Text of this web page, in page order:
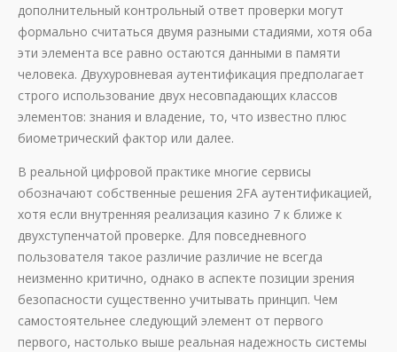
дополнительный контрольный ответ проверки могут
формально считаться двумя разными стадиями, хотя оба
эти элемента все равно остаются данными в памяти
человека. Двухуровневая аутентификация предполагает
строго использование двух несовпадающих классов
элементов: знания и владение, то, что известно плюс
биометрический фактор или далее.
В реальной цифровой практике многие сервисы
обозначают собственные решения 2FA аутентификацией,
хотя если внутренняя реализация казино 7 к ближе к
двухступенчатой проверке. Для повседневного
пользователя такое различие различие не всегда
неизменно критично, однако в аспекте позиции зрения
безопасности существенно учитывать принцип. Чем
самостоятельнее следующий элемент от первого
первого, настолько выше реальная надежность системы